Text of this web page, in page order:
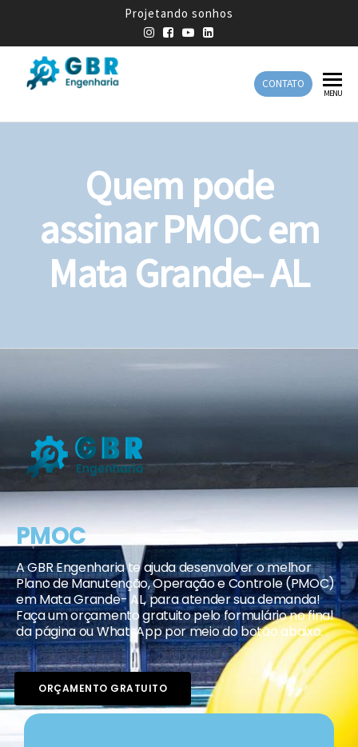
Projetando sonhos
Engenharia
Engenharia
CONTATO
MENU
Quem pode
assinar PMOC em
Mata Grande- AL
PMOC
A GBR Engenharia te ajuda desenvolver o melhor
Plano de Manutenção, Operação e Controle (PMOC)
em Mata Grande- AL, para atender sua demanda!
Faça um orçamento gratuito pelo formulário no final
da página ou WhatsApp por meio do botão abaixo.
ORÇAMENTO GRATUITO